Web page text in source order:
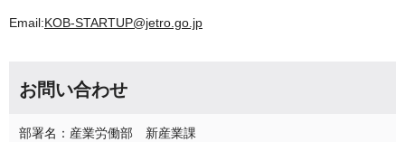
Email:KOB-STARTUP@jetro.go.jp
お問い合わせ
部署名：産業労働部 新産業課